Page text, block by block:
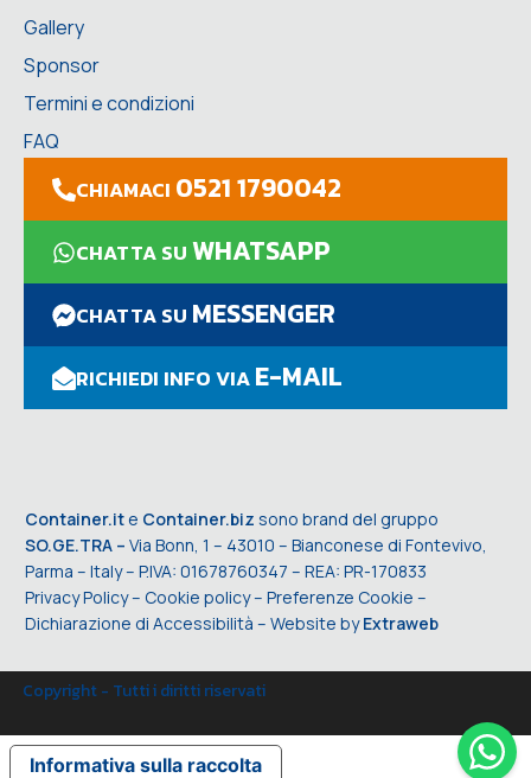
Gallery
Sponsor
Termini e condizioni
FAQ
CHIAMACI 0521 1790042
CHATTA SUWHATSAPP
CHATTA SU MESSENGER
RICHIEDI INFO VIAE-MAIL
Container.it e Container.biz sono brand del gruppo
SO.GE.TRA – Via Bonn, 1 – 43010 – Bianconese di Fontevivo,
Parma – Italy – P.IVA: 01678760347 – REA: PR-170833
Privacy Policy– Cookie policy– Preferenze Cookie –
Dichiarazione di Accessibilità – Website byExtraweb
Copyright - Tutti i diritti riservati
Informativa sulla raccolta